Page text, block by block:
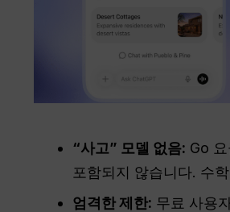
“사고” 모델 없음: Go
포함되지 않습니다. 수
엄격한 제한: 무료 사용